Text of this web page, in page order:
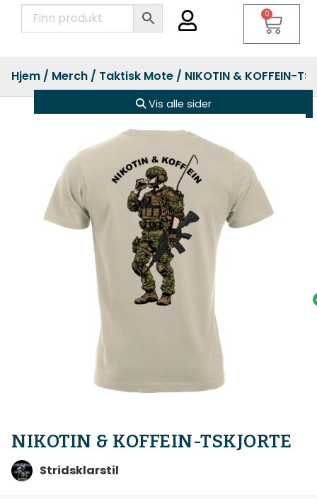
0
Hjem / Merch / Taktisk Mote / NIKOTIN & KOFFEIN-
Vis alle sider
NIKOTIN & KOFFEIN-TSKJORTE
Stridsklarstil